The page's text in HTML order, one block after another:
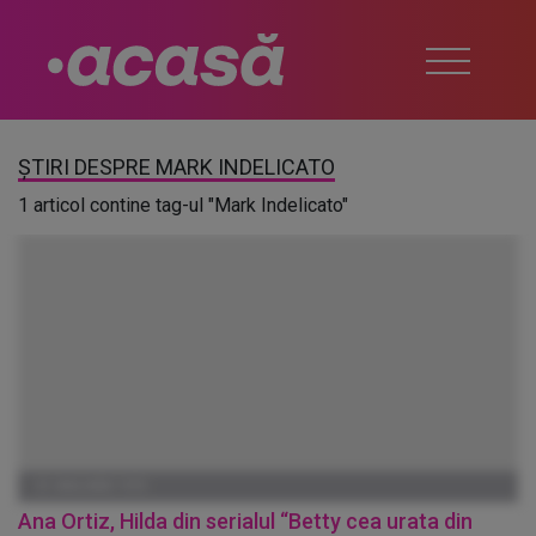
ȘTIRI DESPRE MARK INDELICATO
1 articol contine tag-ul "Mark Indelicato"
Ana Ortiz, Hilda din serialul “Betty cea urata din